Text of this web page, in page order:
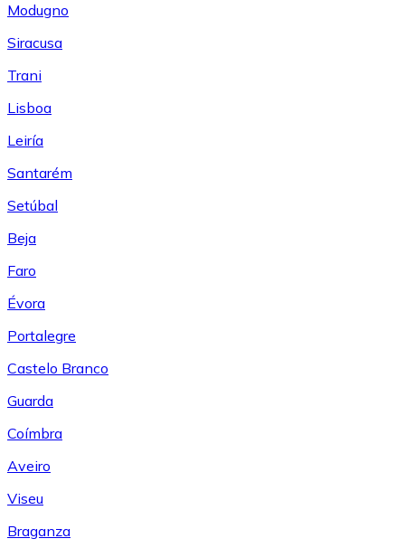
Modugno
Siracusa
Trani
Lisboa
Leiría
Santarém
Setúbal
Beja
Faro
Évora
Portalegre
Castelo Branco
Guarda
Coímbra
Aveiro
Viseu
Braganza